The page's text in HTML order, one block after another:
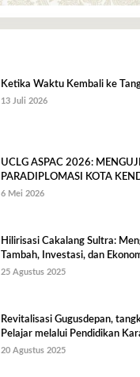
Ketika Waktu Kembali ke
13 Juli 2026
UCLG ASPAC 2026:
PARADIPLOMASI KOTA
6 Mei 2026
Hilirisasi Cakalang Sultra:
Tambah, Investasi, dan
Berkelanjutan
25 Agustus 2025
Revitalisasi Gugusdepan,
Pelajar melalui Pendidikan
20 Agustus 2025